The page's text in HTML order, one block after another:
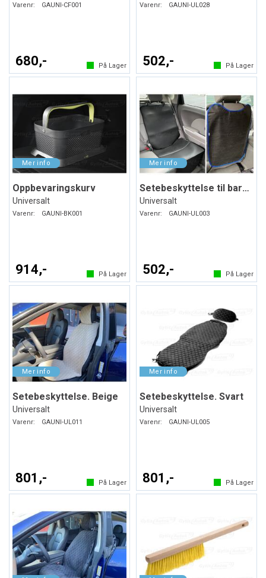
Varenr: GAUNI-CF001
680,- På Lager
Varenr: GAUNI-UL028
502,- På Lager
Oppbevaringskurv
Universalt
Varenr: GAUNI-BK001
914,- På Lager
Setebeskyttelse til barneseter. Svart
Universalt
Varenr: GAUNI-UL003
502,- På Lager
Setebeskyttelse. Beige
Universalt
Varenr: GAUNI-UL011
801,- På Lager
Setebeskyttelse. Svart
Universalt
Varenr: GAUNI-UL005
801,- På Lager